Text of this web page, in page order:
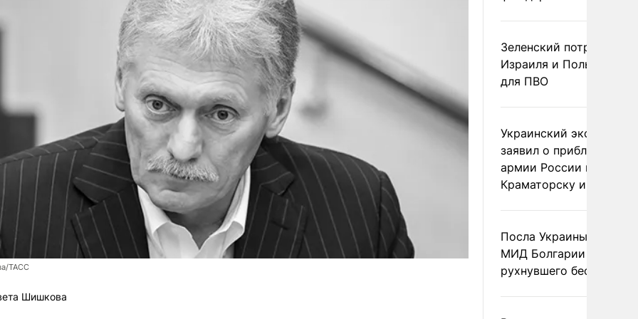
ТАСС
Шишкова
Зеленский потребовал
Израиля и Польши
для ПВО
Украинский эксперт
заявил о приближении
армии России к
Краматорску и
Посла Украины
МИД Болгарии из-за
рухнувшего